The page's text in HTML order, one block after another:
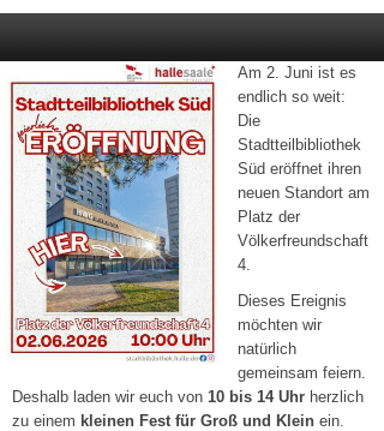
Am 2. Juni ist es
endlich so weit:
Die
Stadtteilbibliothek
Süd eröffnet ihren
neuen Standort am
Platz der
Völkerfreundschaft
4.
Dieses Ereignis
möchten wir
natürlich
gemeinsam feiern.
Deshalb laden wir euch von 10 bis 14 Uhr herzlich
zu einem kleinen Fest für Groß und Klein ein.